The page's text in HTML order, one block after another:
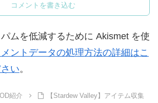
コメントを書き込む
ムを低減するために Akismet を使
メントデータの処理方法の詳細はこ
い。
紹介
【Stardew Valley】アイテム収集